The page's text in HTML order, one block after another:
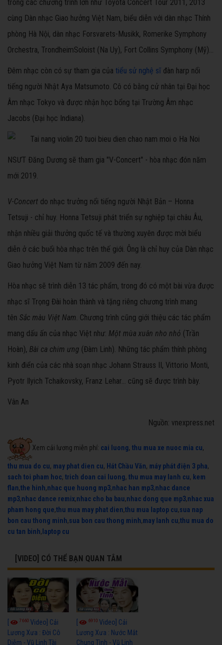
trong các chương trình lớn như Toyota Concert Tour 2011, 2013
cùng Dàn nhạc Giao hưởng Việt Nam, biểu diễn với dàn nhạc Thính
phòng Hà Nội, dàn nhạc Forsvarets-Musikk, Romerike Symphony
Orchestra, TrondheimSoloist (Na Uy), Fort Collins Symphony (Mỹ)...
Đêm nhạc còn có sự tham gia của tiểu sử nghệ sĩ đàn harp nổi
tiếng người Nhật Aya Matsumoto. Cô có bằng cử nhân tại Đại học
Âm nhạc Tokyo và được nhận học bổng tại Trường Âm nhạc
Jacobs (Đại học Indiana).
NSƯT Đăng Dương sẽ tham gia "V-Concert" - hòa nhạc đón năm
mới 2019.
V-Concert do nhạc trưởng nổi tiếng người Nhật Bản – Honna
Tetsuji - chỉ huy. Honna Tetsuji phát triển sự nghiệp tại châu Âu,
nhận nhiều giải thưởng quốc tế và thường xuyên được mời biểu
diễn ở các buổi hòa nhạc trên thế giới. Ông là chỉ huy của Dàn nhạc
Giao hưởng Việt Nam từ năm 2009 đến nay.
Hòa nhạc sẽ trình diễn 13 tác phẩm, trong đó có một bài vừa được
nhạc sĩ Trọng Đài hoàn thành và tặng riêng chương trình mang
tên Sắc màu Việt Nam. Chương trình cũng giới thiệu các tác phẩm
mang dấu ấn của nhạc Việt như: Một mùa xuân nho nhỏ (Trần
Hoàn), Bài ca chim ưng (Đàm Linh). Những tác phẩm thính phòng
kinh điển của các nhà soạn nhạc Johann Strauss II, Vittorio Monti,
Pyotr Ilyich Tchaikovsky, Franz Lehar... cũng sẽ được trình bày.
Vân An
Nguồn: vnexpress.net
Xem cải lương miễn phí: cai luong, thu mua xe nuoc mia cu,
thu mua do cu, may phat dien cu, Hát Chầu Văn, máy phát điện 3 pha,
sach toi pham hoc, trich doan cai luong, thu mua may lanh cu, kem
flan,the hinh,nhac que huong mp3,nhac han mp3,nhac dance
mp3,nhac dance remix,nhac cho ba bau,nhac dong que mp3,nhac xua
pham hong que,thu mua may phat dien,thu mua laptop cu,sua nap
bon cau thong minh,sua bon cau thong minh,may lanh cu,thu mua do
cu tan binh, laptop cu
[VIDEO] CÓ THỂ BẠN QUAN TÂM
7660 Video] Cải
Lương Xưa : Đời Cô
Diễm - Vũ Linh Tài
6910Video] Cải
Lương Xưa : Nước Mắt
Chung Tình - Vũ Linh